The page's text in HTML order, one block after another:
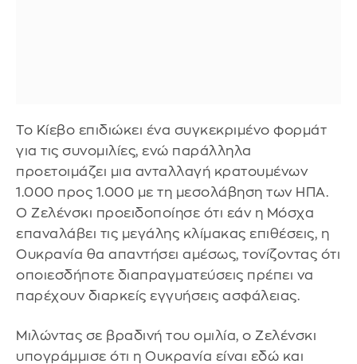
Το Κίεβο επιδιώκει ένα συγκεκριμένο φορμάτ
για τις συνομιλίες, ενώ παράλληλα
προετοιμάζει μια ανταλλαγή κρατουμένων
1.000 προς 1.000 με τη μεσολάβηση των ΗΠΑ.
Ο Ζελένσκι προειδοποίησε ότι εάν η Μόσχα
επαναλάβει τις μεγάλης κλίμακας επιθέσεις, η
Ουκρανία θα απαντήσει αμέσως, τονίζοντας ότι
οποιεσδήποτε διαπραγματεύσεις πρέπει να
παρέχουν διαρκείς εγγυήσεις ασφάλειας.
Μιλώντας σε βραδινή του ομιλία, ο Ζελένσκι
υπογράμμισε ότι η Ουκρανία είναι εδώ και